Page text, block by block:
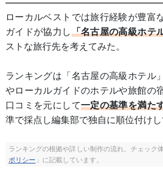
ローカルベストでは旅行経験が豊富
ガイドが協力し「名古屋の高級ホテ
ストな旅行先を考えてみた。
ランキングは「名古屋の高級ホテル
やローカルガイドのホテルや旅館の
口コミを元にして一定の基準を満た
準で採点し編集部で独自に順位付けし
ランキングの根拠や詳しい制作の流れ、チェック
ポリシー 」に記載しています。